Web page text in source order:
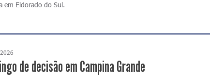
em Eldorado do Sul.
de decisão em Campina Grande